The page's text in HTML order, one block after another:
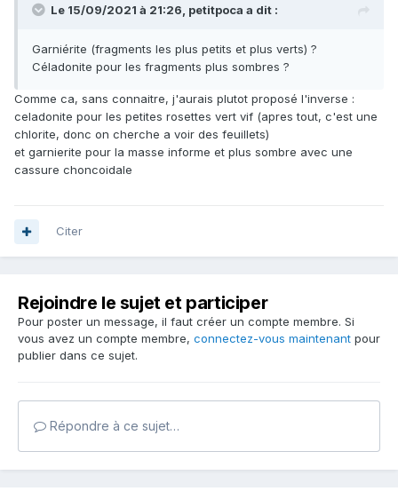
Le 15/09/2021 à 21:26, petitpoca a dit :
Garniérite (fragments les plus petits et plus verts) ?
Céladonite pour les fragments plus sombres ?
Comme ca, sans connaitre, j'aurais plutot proposé l'inverse :
celadonite pour les petites rosettes vert vif (apres tout, c'est une
chlorite, donc on cherche a voir des feuillets)
et garnierite pour la masse informe et plus sombre avec une
cassure choncoidale
Citer
Rejoindre le sujet et participer
Pour poster un message, il faut créer un compte membre. Si
vous avez un compte membre, connectez-vous maintenant pour
publier dans ce sujet.
Répondre à ce sujet…